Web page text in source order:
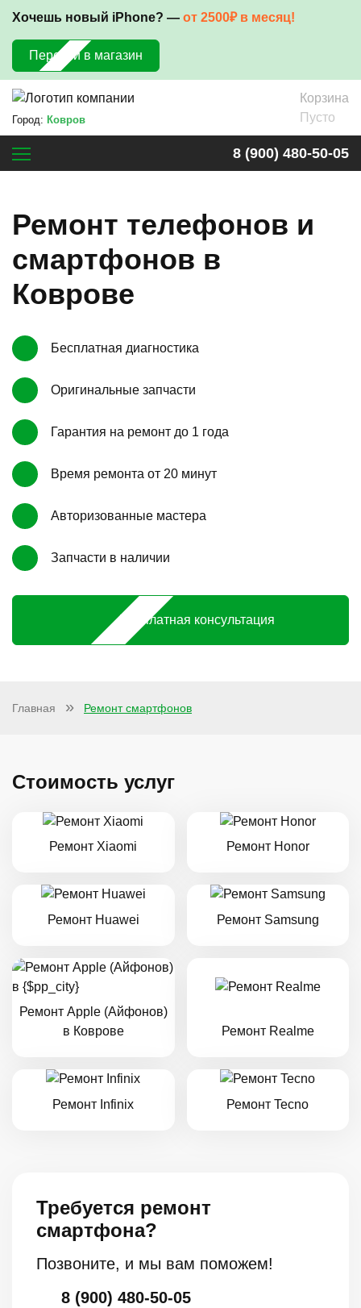
Хочешь новый iPhone? — от 2500₽ в месяц!
Перейти в магазин
Город: Ковров
Корзина
Пусто
8 (900) 480-50-05
Ремонт телефонов и
смартфонов в
Коврове
Бесплатная диагностика
Оригинальные запчасти
Гарантия на ремонт до 1 года
Время ремонта от 20 минут
Авторизованные мастера
Запчасти в наличии
Бесплатная консультация
Главная Ремонт смартфонов
Стоимость услуг
Ремонт Xiaomi Ремонт Honor
Ремонт Huawei Ремонт Samsung
Ремонт Apple (Айфонов)
в Коврове
Ремонт Realme
Ремонт Infinix Ремонт Tecno
Требуется ремонт
смартфона?
Позвоните, и мы вам поможем!
8 (900) 480-50-05